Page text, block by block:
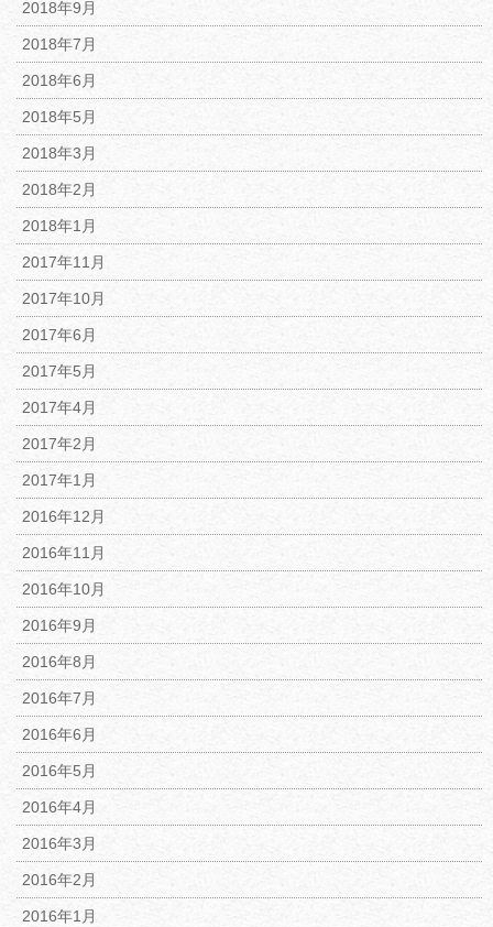
2018年9月
2018年7月
2018年6月
2018年5月
2018年3月
2018年2月
2018年1月
2017年11月
2017年10月
2017年6月
2017年5月
2017年4月
2017年2月
2017年1月
2016年12月
2016年11月
2016年10月
2016年9月
2016年8月
2016年7月
2016年6月
2016年5月
2016年4月
2016年3月
2016年2月
2016年1月